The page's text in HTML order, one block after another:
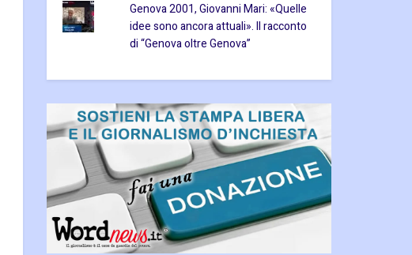
Genova 2001, Giovanni Mari: «Quelle
idee sono ancora attuali». Il racconto
di “Genova oltre Genova”